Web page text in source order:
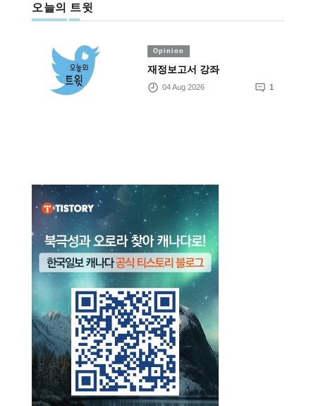
오늘의 트윗
Opinion
재정보고서 강좌
04 Aug 2026 1